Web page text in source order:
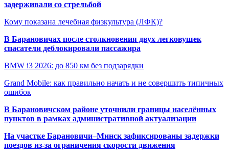
задерживали со стрельбой
Кому показана лечебная физкультура (ЛФК)?
В Барановичах после столкновения двух легковушек
спасатели деблокировали пассажира
BMW i3 2026: до 850 км без подзарядки
Grand Mobile: как правильно начать и не совершить типичных
ошибок
В Барановичском районе уточнили границы населённых
пунктов в рамках административной актуализации
На участке Барановичи–Минск зафиксированы задержки
поездов из-за ограничения скорости движения